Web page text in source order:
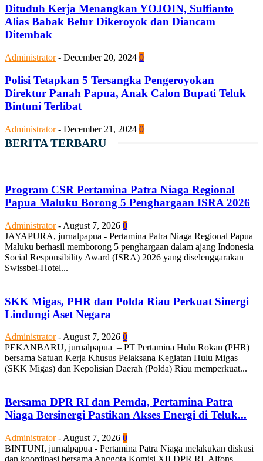
Dituduh Kerja Menangkan YOJOIN, Sulfianto
Alias Babak Belur Dikeroyok dan Diancam
Ditembak
Administrator - December 20, 2024 0
Polisi Tetapkan 5 Tersangka Pengeroyokan
Direktur Panah Papua, Anak Calon Bupati Teluk
Bintuni Terlibat
Administrator - December 21, 2024 0
BERITA TERBARU
Program CSR Pertamina Patra Niaga Regional
Papua Maluku Borong 5 Penghargaan ISRA 2026
Administrator - August 7, 2026 0
JAYAPURA, jurnalpapua - Pertamina Patra Niaga Regional Papua
Maluku berhasil memborong 5 penghargaan dalam ajang Indonesia
Social Responsibility Award (ISRA) 2026 yang diselenggarakan
Swissbel-Hotel...
SKK Migas, PHR dan Polda Riau Perkuat Sinergi
Lindungi Aset Negara
Administrator -August 7, 2026 0
PEKANBARU, jurnalpapua – PT Pertamina Hulu Rokan (PHR)
bersama Satuan Kerja Khusus Pelaksana Kegiatan Hulu Migas
(SKK Migas) dan Kepolisian Daerah (Polda) Riau memperkuat...
Bersama DPR RI dan Pemda, Pertamina Patra
Niaga Bersinergi Pastikan Akses Energi di Teluk...
Administrator - August 7, 2026 0
BINTUNI, jurnalpapua - Pertamina Patra Niaga melakukan diskusi
dan koordinasi bersama Anggota Komisi XII DPR RI, Alfons